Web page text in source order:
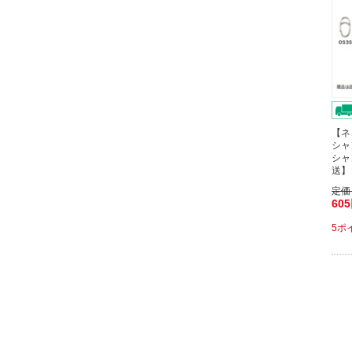
【
シ
シ
送】
定
605
5ポ